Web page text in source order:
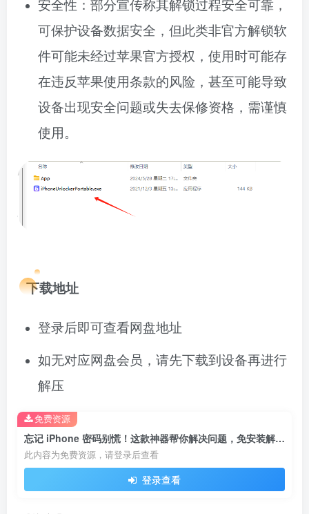
安全性：部分宣传称其解锁过程安全可靠，
可保护设备数据安全，但此类非官方解锁软
件可能未经过苹果官方授权，使用时可能存
在违反苹果使用条款的风险，甚至可能导致
设备出现安全问题或失去保修资格，需谨慎
使用。
下载地址
登录后即可查看网盘地址
如无对应网盘会员，请先下载到设备再进行
解压
忘记 iPhone 密码别慌！这款神器帮你解决问题，免安装解锁，3 步重获设备控制权！
此内容为免费资源，请登录后查看
登录查看
免费资源